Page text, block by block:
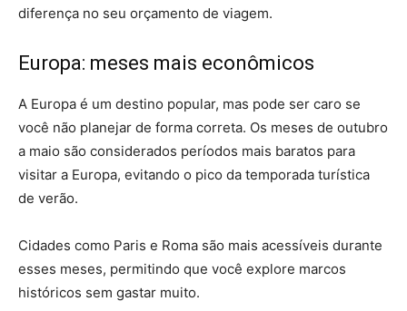
diferença no seu orçamento de viagem.
Europa: meses mais econômicos
A Europa é um destino popular, mas pode ser caro se
você não planejar de forma correta. Os meses de outubro
a maio são considerados períodos mais baratos para
visitar a Europa, evitando o pico da temporada turística
de verão.
Cidades como Paris e Roma são mais acessíveis durante
esses meses, permitindo que você explore marcos
históricos sem gastar muito.